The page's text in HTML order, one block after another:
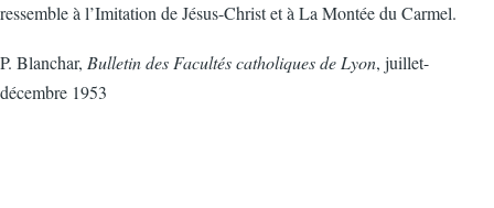
ressemble à l’Imitation de Jésus-Christ et à La Montée du Carmel.
P. Blanchar, Bulletin des Facultés catholiques de Lyon, juillet-
décembre 1953